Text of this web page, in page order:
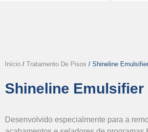
Início / Tratamento De Pisos / Shineline
Shineline Emulsifier
Desenvolvido especialmente para a